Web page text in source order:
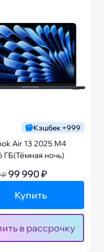
Кэшбек +999
Air 13 2025 M4
ГБ(Тёмная ночь)
₽ 99 990 ₽
Купить
в рассрочку